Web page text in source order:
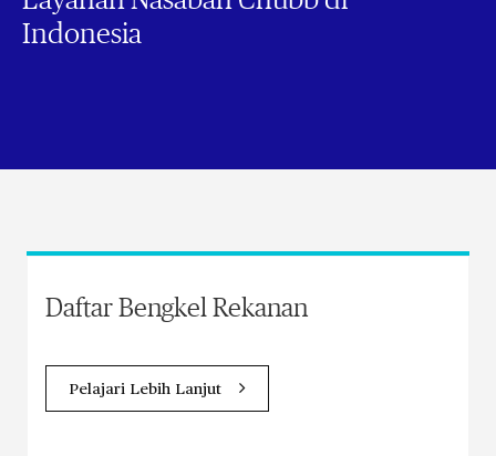
Indonesia
Daftar Bengkel Rekanan
Pelajari Lebih Lanjut